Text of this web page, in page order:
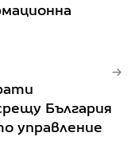
България
управление